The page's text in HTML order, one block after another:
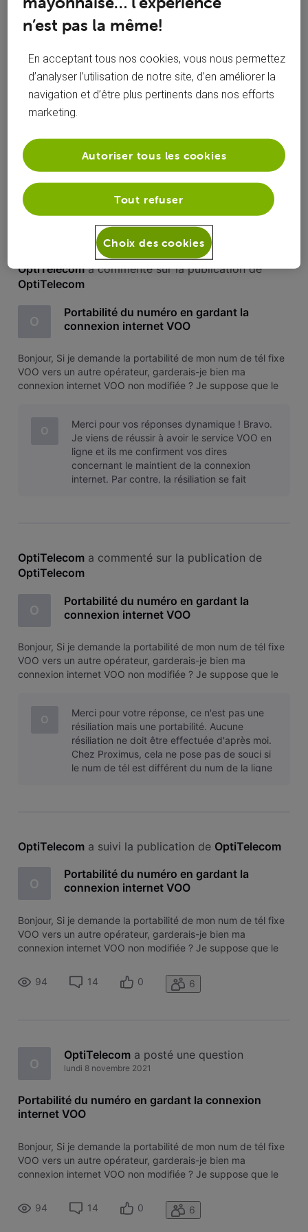
Toutesles
activités
OptiTelecom
a commenté sur la publication de
OptiTelecom
O
Portabilité du numéro en gardant la
connexion internet VOO
Bonjour, Si je demande la portabilité de mon num de tél fixe
VOO vers un autre opérateur, garderais-je bien ma
pack se transforme automatiquement en contrat Internet
seul ? D'avance merci pour votre réponse. Didier
O
Je vous confirme que la résiliation est bien
OptiTelecom a commenté sur la publication de
OptiTelecom
O
Portabilité du numéro en gardant la
connexion internet VOO
Bonjour, Si je demande la portabilité de mon num de tél fixe
VOO vers un autre opérateur, garderais-je bien ma
connexion internet VOO non modifiée ? Je suppose que le
O
Merci pour vos réponses dynamique ! Bravo.
Je viens de réussir à avoir le service VOO en
ligne et ils me confirment vos dires
concernant le maintient de la connexion
internet. Par contre, la résiliation se fait
OptiTelecom a commenté sur la publication de
OptiTelecom
O
Portabilité du numéro en gardant la
connexion internet VOO
Bonjour, Si je demande la portabilité de mon num de tél fixe
VOO vers un autre opérateur, garderais-je bien ma
connexion internet VOO non modifiée ? Je suppose que le
O
Merci pour votre réponse, ce n'est pas une
résiliation mais une portabilité. Aucune
résiliation ne doit être effectuée d'après moi.
Chez Proximus, cela ne pose pas de souci si
le num de tél est différent du num de la ligne
OptiTelecom a suivi la publication de OptiTelecom
O
Portabilité du numéro en gardant la
connexion internet VOO
Bonjour, Si je demande la portabilité de mon num de tél fixe
VOO vers un autre opérateur, garderais-je bien ma
connexion internet VOO non modifiée ? Je suppose que le
seul ? D'avance merci pour votre réponse. Didier
94 14 0 6
O
OptiTelecom a posté une question
lundi 8 novembre 2021
Portabilité du numéro en gardant la connexion
internet VOO
Bonjour, Si je demande la portabilité de mon num de tél fixe
VOO vers un autre opérateur, garderais-je bien ma
connexion internet VOO non modifiée ? Je suppose que le
seul ? D'avance merci pour votre réponse. Didier
94 14 0 6
n’est pas la même!
En acceptant tous nos cookies, vous nous permettez
d’analyser l’utilisation de notre site, d’en améliorer la
navigation et d’être plus pertinents dans nos efforts
marketing.
Tout refuser
Autoriser tous les cookies
Choix des cookies